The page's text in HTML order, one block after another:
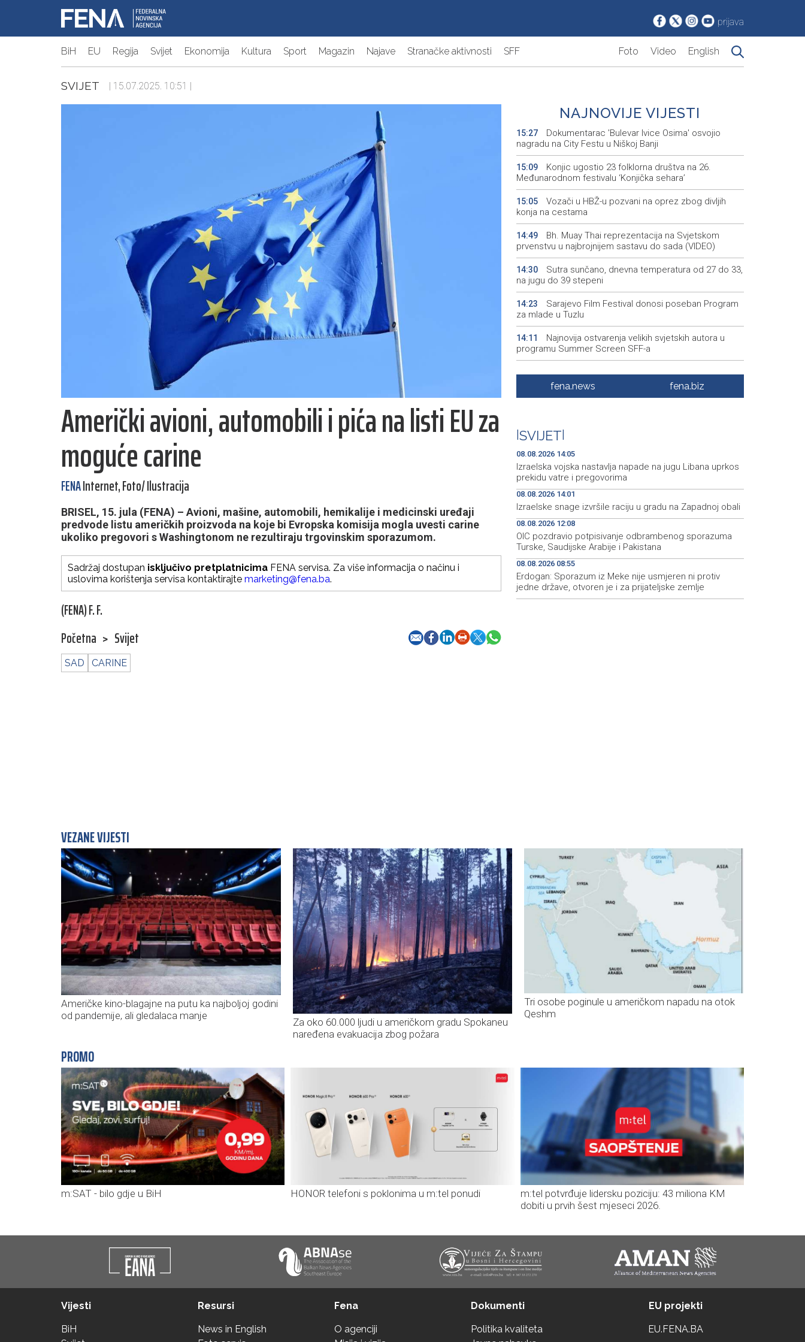
prijava
BiH EU Regija Svijet Ekonomija Kultura Sport Magazin Najave Stranačke aktivnosti SFF Foto Video English
SVIJET | 15.07.2025. 10:51 |
Američki avioni, automobili i pića na listi EU za
moguće carine
FENAInternet, Foto/ Ilustracija
BRISEL, 15. jula (FENA) – Avioni, mašine, automobili, hemikalije i medicinski uređaji
predvode listu američkih proizvoda na koje bi Evropska komisija mogla uvesti carine
ukoliko pregovori s Washingtonom ne rezultiraju trgovinskim sporazumom.
Sadržaj dostupan isključivo pretplatnicima FENA servisa. Za više informacija o načinu i
uslovima korištenja servisa kontaktirajte marketing@fena.ba.
(FENA) F. F.
Početna > Svijet
SAD CARINE
NAJNOVIJE VIJESTI
15:27
Dokumentarac 'Bulevar Ivice Osima' osvojio
nagradu na City Festu u Niškoj Banji
15:09
Konjic ugostio 23 folklorna društva na 26.
Međunarodnom festivalu ‘Konjička sehara’
15:05
Vozači u HBŽ-u pozvani na oprez zbog divljih
konja na cestama
14:49
Bh. Muay Thai reprezentacija na Svjetskom
prvenstvu u najbrojnijem sastavu do sada (VIDEO)
14:30
Sutra sunčano, dnevna temperatura od 27 do 33,
na jugu do 39 stepeni
14:23
Sarajevo Film Festival donosi poseban Program
za mlade u Tuzlu
14:11
Najnovija ostvarenja velikih svjetskih autora u
programu Summer Screen SFF-a
Izraelska vojska nastavlja napade na jugu Libana
uprkos prekidu vatre i pregovorima
13:54
Normalizovan saobraćaj na dionici puta Stolac–
Neum, kod mjesta Udora, nakon nezgode
fena.news fena.biz
SVIJET
08.08.2026 14:05
Izraelska vojska nastavlja napade na jugu Libana uprkos
prekidu vatre i pregovorima
08.08.2026 14:01
Izraelske snage izvršile raciju u gradu na Zapadnoj obali
08.08.2026 12:08
OIC pozdravio potpisivanje odbrambenog sporazuma
Turske, Saudijske Arabije i Pakistana
08.08.2026 08:55
Erdogan: Sporazum iz Meke nije usmjeren ni protiv
jedne države, otvoren je i za prijateljske zemlje
VEZANE VIJESTI
Američke kino-blagajne na putu ka najboljoj godini
od pandemije, ali gledalaca manje
Za oko 60.000 ljudi u američkom gradu Spokaneu
naređena evakuacija zbog požara
Tri osobe poginule u američkom napadu na otok
Qeshm
PROMO
m:SAT - bilo gdje u BiH HONOR telefoni s poklonima u m:tel ponudi
m:tel potvrđuje lidersku poziciju: 43 miliona KM
dobiti u prvih šest mjeseci 2026.
Vijesti
BiH
Resursi
News in English
Fena
O agenciji
Dokumenti
Politika kvaliteta
EU projekti
EU.FENA.BA